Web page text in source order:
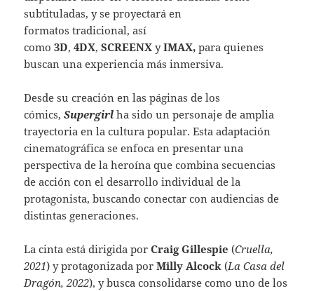
subtituladas, y se proyectará en
formatos tradicional, así
como3D,4DX,SCREENX yIMAX,para quienes
buscan una experiencia más inmersiva.
Desde su creación en las páginas de los
cómics,Supergirl ha sido un personaje de amplia
trayectoria en la cultura popular. Esta adaptación
cinematográfica se enfoca en presentar una
perspectiva de la heroína que combina secuencias
de acción con el desarrollo individual de la
protagonista, buscando conectar con audiencias de
distintas generaciones.
La cinta está dirigida porCraig Gillespie (Cruella,
2021) y protagonizada porMilly Alcock (La Casa del
Dragón, 2022), y busca consolidarse como uno de los